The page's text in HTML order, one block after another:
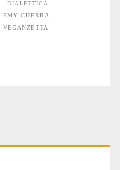
DIALETTICA
EMY GUERRA
VEGANZETTA